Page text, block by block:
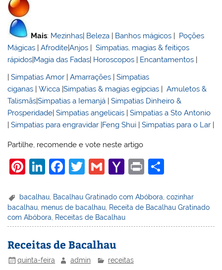
Mais: Mezinhas| Beleza | Banhos mágicos | Poções
Mágicas |Afrodite|Anjos |Simpatias, magias & feitiços
rápidos|Magia das Fadas| Horoscopos | Encantamentos |
|Simpatias Amor |Amarrações |Simpatias
ciganas |Wicca |Simpatias & magias egípcias |Amuletos &
Talismãs|Simpatias a Iemanjá |Simpatias Dinheiro &
Prosperidade|Simpatias angelicais |Simpatias a Sto Antonio
|Simpatias para engravidar |Feng Shui |Simpatias para o Lar |
Partilhe, recomende e vote neste artigo
Pi
er
e
st
Li
k
e
dI
n
F
c
e
b
o
o
T
itt
er
G
ai
l
Y
h
o
o
ai
Pr
t
ar
e
bacalhau Bacalhau Gratinado com Abóbora ,cozinhar
bacalhau menus de bacalhau Receita de Bacalhau Gratinado
com Abóbora
Receitas de Bacalhau
Receitas de Bacalhau
quinta-feira admin receitas